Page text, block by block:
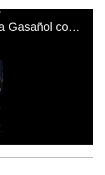
El mal momento de Yanina Gasañol con un hincha argentino en "Subrayado"